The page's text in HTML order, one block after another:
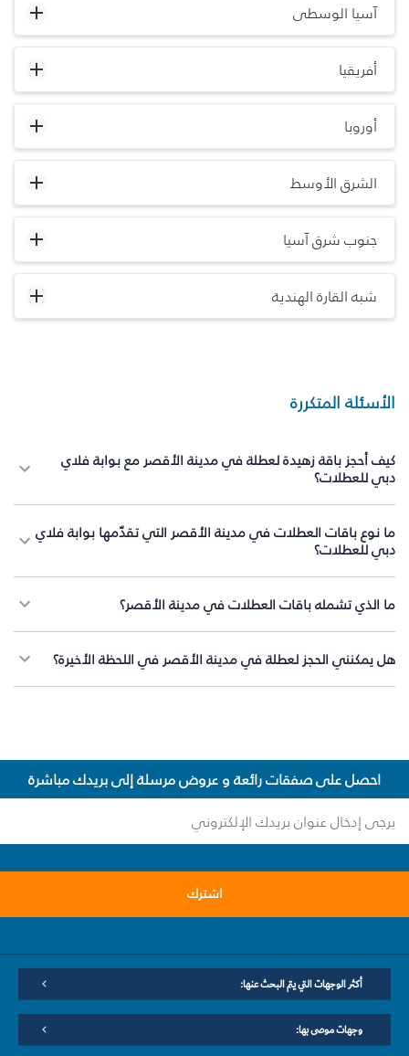
آسيا الوسطى
أفريقيا
أوروبا
الشرق الأوسط
جنوب شرق آسيا
شبه القارة الهندية
الأسئلة المتكررة
كيف أحجز باقة زهيدة لعطلة في مدينة الأقصر مع بوابة فلاي
دبي للعطلات؟
ما نوع باقات العطلات في مدينة الأقصر التي تقدّمها بوابة فلاي
دبي للعطلات؟
ما الذي تشمله باقات العطلات في مدينة الأقصر؟
هل يمكنني الحجز لعطلة في مدينة الأقصر في اللحظة الأخيرة؟
احصل على صفقات رائعة و عروض مرسلة إلى بريدك مباشرة
اشترك
أكثر الوجهات التي يتم البحث عنها:
وجهات موصى بها: